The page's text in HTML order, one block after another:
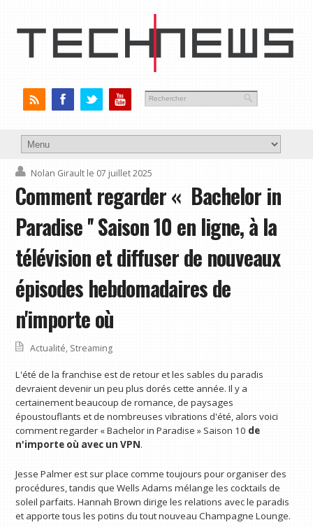
Nolan Girault le 07 juillet 2025
Comment regarder « Bachelor in
Paradise '' Saison 10 en ligne, à la
télévision et diffuser de nouveaux
épisodes hebdomadaires de
n'importe où
Actualité, Streaming
L'été de la franchise est de retour et les sables du paradis
devraient devenir un peu plus dorés cette année. Il y a
certainement beaucoup de romance, de paysages
époustouflants et de nombreuses vibrations d'été, alors voici
comment regarder « Bachelor in Paradise » Saison 10 de
n'importe où avec un VPN.
Jesse Palmer est sur place comme toujours pour organiser des
procédures, tandis que Wells Adams mélange les cocktails de
soleil parfaits. Hannah Brown dirige les relations avec le paradis
et apporte tous les potins du tout nouveau Champagne Lounge.